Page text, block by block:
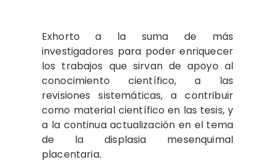
Exhorto a la suma de más
investigadores para poder enriquecer
los trabajos que sirvan de apoyo al
conocimiento científico, a las
revisiones sistemáticas, a contribuir
como material científico en las tesis, y
a la continua actualización en el tema
de la displasia mesenquimal
placentaria.